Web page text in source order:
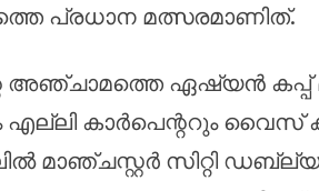
പ്രധാന മത്സരമാണിത്.
അഞ്ചാമത്തെ ഏഷ്യൻ കപ്പ്
എല്ലി കാർപെന്ററും വൈസ്
മാഞ്ചസ്റ്റർ സിറ്റി